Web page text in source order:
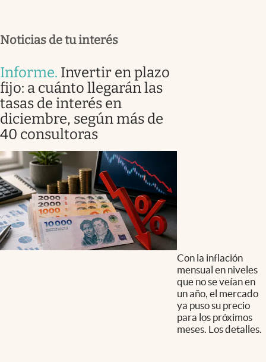
Noticias de tu interés
Informe. Invertir en plazo
fijo: a cuánto llegarán las
tasas de interés en
diciembre, según más de
40 consultoras
Con la inflación
mensual en niveles
que no se veían en
un año, el mercado
ya puso su precio
para los próximos
meses. Los detalles.